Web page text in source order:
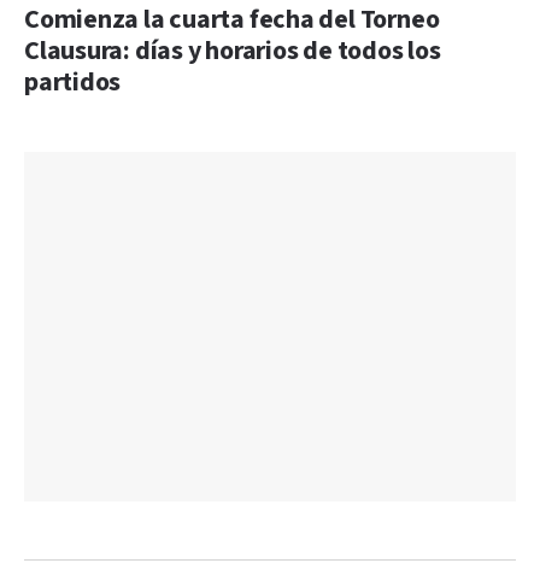
Comienza la cuarta fecha del Torneo
Clausura: días y horarios de todos los
partidos